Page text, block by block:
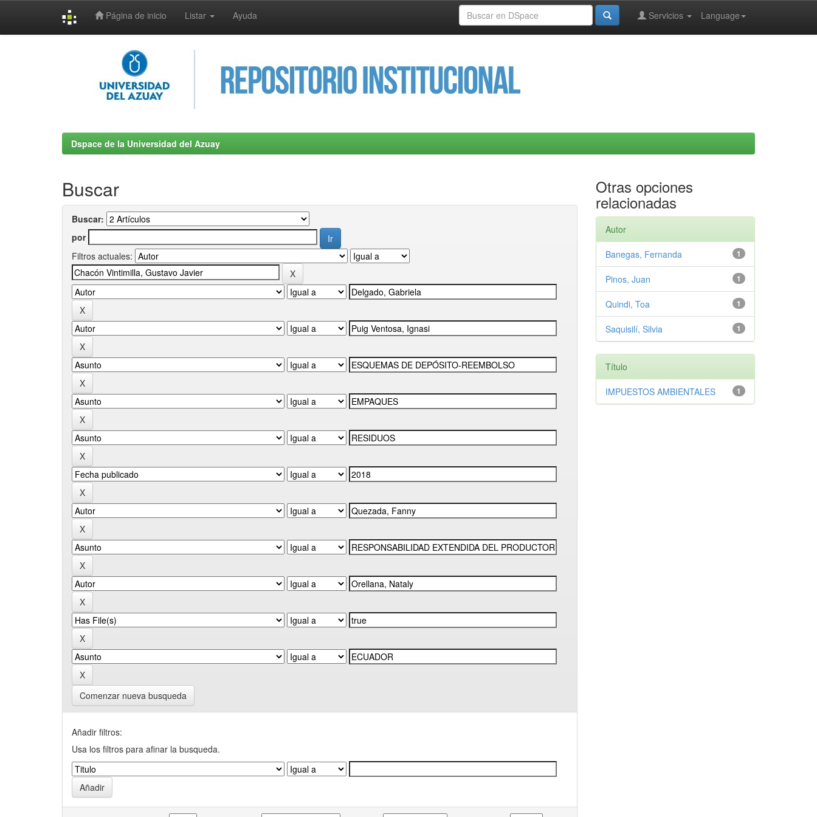
Página de inicio Listar Ayuda Language
Servicios
Dspace de la Universidad del Azuay
Buscar
Buscar:
por
Filtros actuales:
Comenzar nueva busqueda
Añadir filtros:
Usa los filtros para afinar la busqueda.
Otras opciones
relacionadas
Autor
1
Banegas, Fernanda
1
Pinos, Juan
1
Quindi, Toa
1
Saquisilí, Silvia
Título
1
IMPUESTOS AMBIENTALES